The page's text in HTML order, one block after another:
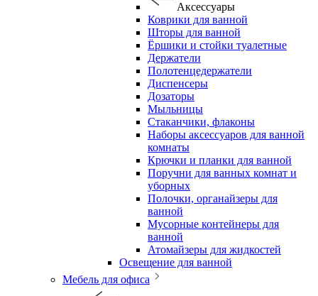
Аксессуары
Коврики для ванной
Шторы для ванной
Ёршики и стойки туалетные
Держатели
Полотенцедержатели
Диспенсеры
Дозаторы
Мыльницы
Стаканчики, флаконы
Наборы аксессуаров для ванной
комнаты
Крючки и планки для ванной
Поручни для ванных комнат и
уборных
Полочки, органайзеры для
ванной
Мусорные контейнеры для
ванной
Атомайзеры для жидкостей
Освещение для ванной
Мебель для офиса